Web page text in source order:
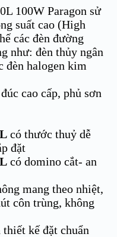
100W Paragon sử
suất cao (High
các đèn đường
như: đèn thủy ngân
đèn halogen kim
cao cấp, phủ sơn
có thước thuỷ dễ
đặt
có domino cắt- an
mang theo nhiệt,
côn trùng, không
kế đặt chuẩn